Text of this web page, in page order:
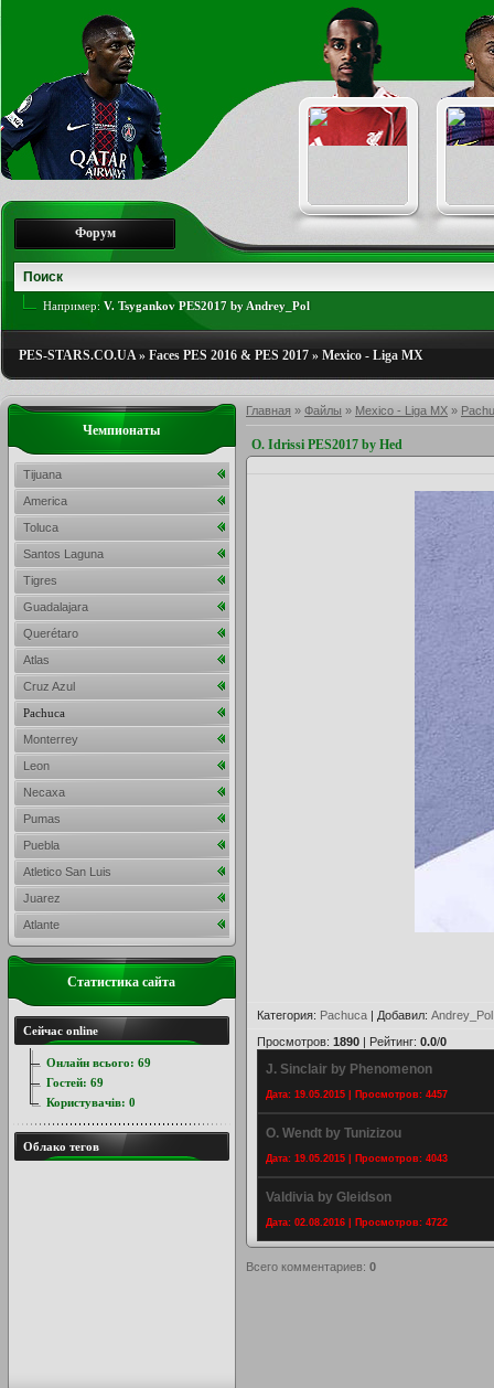
Форум
Например: V. Tsygankov PES2017 by Andrey_Pol
PES-STARS.CO.UA» Faces PES 2016 & PES 2017 » Mexico - Liga MX
Главная » Файлы » Mexico - Liga MX »
O. Idrissi PES2017 by Hed
Категория: Pachuca | Добавил: Andrey_Pol
Просмотров: 1890 | Рейтинг: 0.0/0
J. Sinclair by Phenomenon
Дата: 19.05.2015 | Просмотров: 4457
O. Wendt by Tunizizou
Дата: 19.05.2015 | Просмотров: 4043
Valdivia by Gleidson
Дата: 02.08.2016 | Просмотров: 4722
Всего комментариев: 0
Чемпионаты
Tijuana
America
Toluca
Santos Laguna
Tigres
Guadalajara
Querétaro
Atlas
Cruz Azul
Pachuca
Monterrey
Leon
Necaxa
Pumas
Puebla
Atletico San Luis
Juarez
Atlante
Статистика сайта
Сейчас online
Онлайн всього: 69
Гостей: 69
Користувачів: 0
Облако тегов